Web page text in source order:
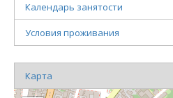
Календарь занятости
Условия проживания
Карта